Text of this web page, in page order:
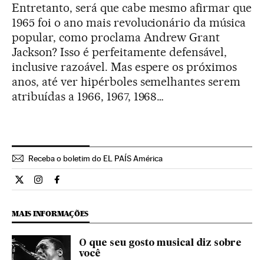
Entretanto, será que cabe mesmo afirmar que
1965 foi o ano mais revolucionário da música
popular, como proclama Andrew Grant
Jackson? Isso é perfeitamente defensável,
inclusive razoável. Mas espere os próximos
anos, até ver hipérboles semelhantes serem
atribuídas a 1966, 1967, 1968…
Receba o boletim do EL PAÍS América
Cultura El País Brasil en Twitter
Cultura El País Brasil en Instagram
Cultura El País Brasil en Facebook
MAIS INFORMAÇÕES
O que seu gosto musical diz sobre
você